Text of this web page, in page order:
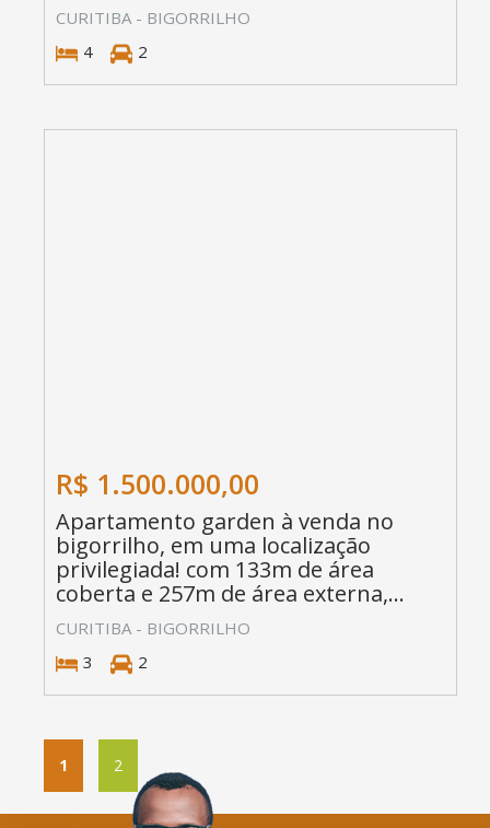
CURITIBA - BIGORRILHO
4
2
R$ 1.500.000,00
Apartamento garden à venda no
bigorrilho, em uma localização
privilegiada! com 133m de área
coberta e 257m de área externa,...
CURITIBA - BIGORRILHO
3
2
1 2